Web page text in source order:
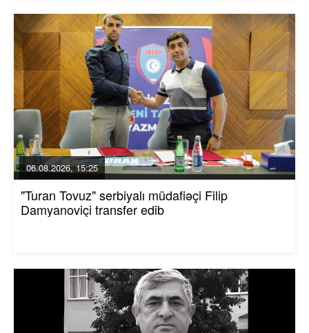
06.08.2026, 15:25
"Turan Tovuz" serbiyalı müdafiəçi Filip
Damyanoviçi transfer edib